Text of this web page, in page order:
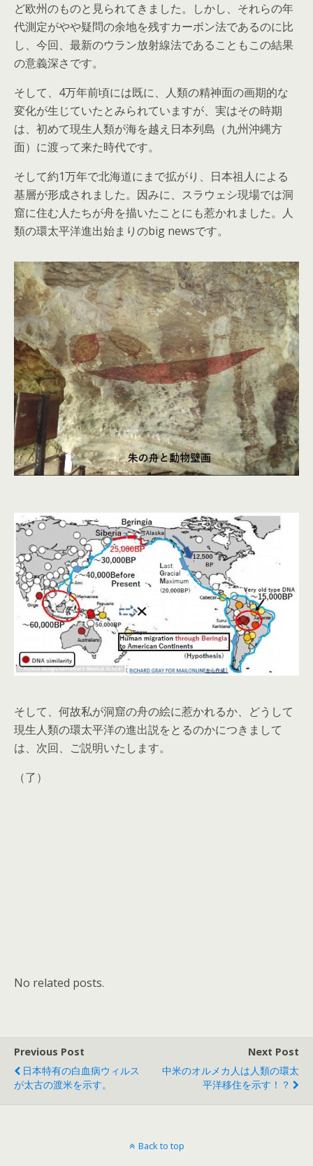
ど欧州のものと見られてきました。しかし、それらの年
代測定がやや疑問の余地を残すカーボン法であるのに比
し、今回、最新のウラン放射線法であることもこの結果
の意義深さです。
そして、4万年前頃には既に、人類の精神面の画期的な
変化が生じていたとみられていますが、実はその時期
は、初めて現生人類が海を越え日本列島（九州沖縄方
面）に渡って来た時代です。
そして約1万年で北海道にまで拡がり、日本祖人による
基層が形成されました。因みに、スラウェシ現場では洞
窟に住む人たちが舟を描いたことにも惹かれました。人
類の環太平洋進出始まりのbig newsです。
そして、何故私が洞窟の舟の絵に惹かれるか、どうして
現生人類の環太平洋の進出説をとるのかにつきまして
は、次回、ご説明いたします。
（了）
No related posts.
Previous Post
日本特有の白血病ウィルス
が太古の渡米を示す。
Next Post
中米のオルメカ人は人類の環太
平洋移住を示す！？
Back to top